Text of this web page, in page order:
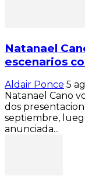
Natanael
escenarios
Aldair Ponce 5
Natanael Cano
dos
septiembre,
anunciada...